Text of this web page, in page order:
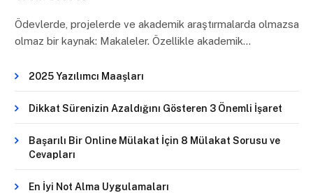
Ödevlerde, projelerde ve akademik araştırmalarda olmazsa
olmaz bir kaynak: Makaleler. Özellikle akademik…
2025 Yazılımcı Maaşları
Dikkat Sürenizin Azaldığını Gösteren 3 Önemli İşaret
Başarılı Bir Online Mülakat İçin 8 Mülakat Sorusu ve
Cevapları
En İyi Not Alma Uygulamaları